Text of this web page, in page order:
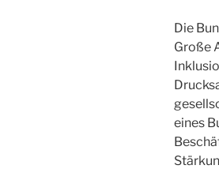
Die
Große
eines